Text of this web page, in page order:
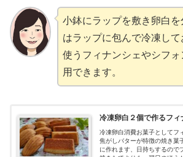
小鉢にラップを敷き卵白
はラップに包んで冷凍し
使うフィナンシェやシフォ
用できます。
冷凍卵白２個で作るフ
冷凍卵白消費お菓子としてフ
焦がしバターが特徴の焼き菓
に作れます、日持ちするので